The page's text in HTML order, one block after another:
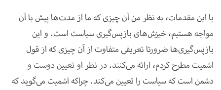
با این مقدمات، به نظر من آن چیزی که ما از مدت‌ها پیش با آن
مواجه هستیم، خیزش‌های بازپس‌گیری سیاست است. و این
بازپس‌گیری‌ها ضرورتا تعریفی متفاوت از آن چیزی که از قول
اشمیت مطرح کردم، ارائه می‌کنند. در نظر او تعیین دوست و
دشمن است که سیاست را تعیین می‌کند. چراکه اشمیت می‌گوید که